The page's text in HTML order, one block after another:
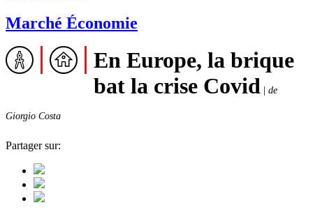
Marché Économie
En Europe, la brique
bat la crise Covid
de
Giorgio Costa
Partager sur: